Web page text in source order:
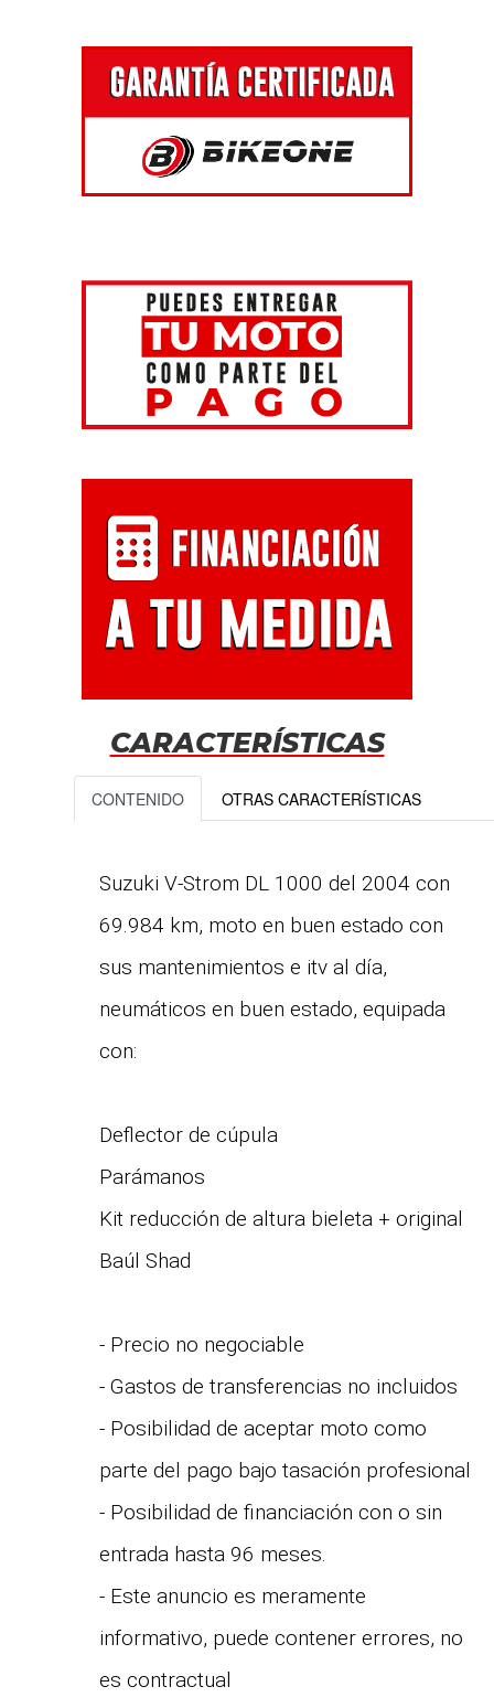
CARACTERÍSTICAS
CONTENIDO OTRAS CARACTERÍSTICAS
Suzuki V-Strom DL 1000 del 2004 con
69.984 km, moto en buen estado con
sus mantenimientos e itv al día,
neumáticos en buen estado, equipada
con:
Deflector de cúpula
Parámanos
Kit reducción de altura bieleta + original
Baúl Shad
- Precio no negociable
- Gastos de transferencias no incluidos
- Posibilidad de aceptar moto como
parte del pago bajo tasación profesional
- Posibilidad de financiación con o sin
entrada hasta 96 meses.
- Este anuncio es meramente
informativo, puede contener errores, no
es contractual